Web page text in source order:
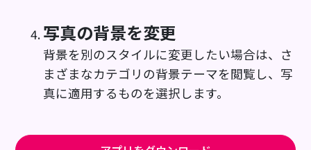
写真の背景を変更
背景を別のスタイルに変更したい場合は、さ
まざまなカテゴリの背景テーマを閲覧し、写
真に適用するものを選択します。